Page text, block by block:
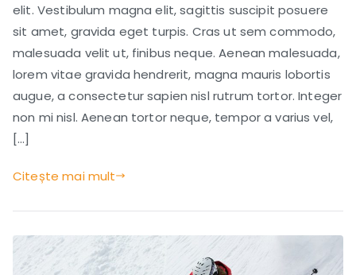
to
Visit
&
Things
elit. Vestibulum magna elit, sagittis suscipit posuere
sit amet, gravida eget turpis. Cras ut sem commodo,
malesuada velit ut, finibus neque. Aenean malesuada,
lorem vitae gravida hendrerit, magna mauris lobortis
augue, a consectetur sapien nisl rutrum tortor. Integer
non mi nisl. Aenean tortor neque, tempor a varius vel,
[…]
Citește mai mult